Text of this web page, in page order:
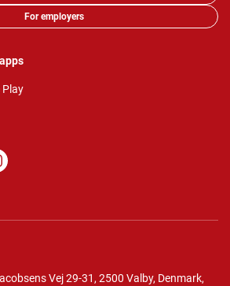
For employers
Vej 29-31, 2500 Valby, Denmark,